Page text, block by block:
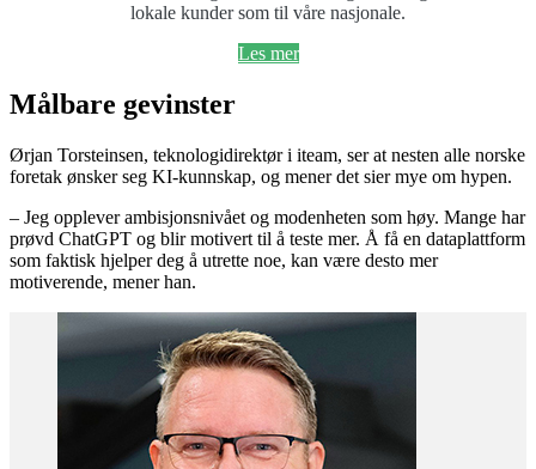
lokale kunder som til våre nasjonale.
Les mer
Målbare gevinster
Ørjan Torsteinsen, teknologidirektør i iteam, ser at nesten alle norske
foretak ønsker seg KI-kunnskap, og mener det sier mye om hypen.
– Jeg opplever ambisjonsnivået og modenheten som høy. Mange har
prøvd ChatGPT og blir motivert til å teste mer. Å få en dataplattform
som faktisk hjelper deg å utrette noe, kan være desto mer
motiverende, mener han.